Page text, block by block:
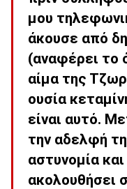
μου
άκουσε από
(αναφέρει το
αίμα της
ουσία
είναι αυτό.
την αδελφή
αστυνομία
ακολουθήσει